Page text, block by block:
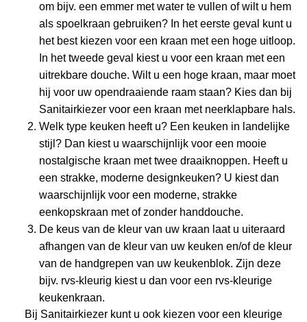
om bijv. een emmer met water te vullen of wilt u hem
als spoelkraan gebruiken? In het eerste geval kunt u
het best kiezen voor een kraan met een hoge uitloop.
In het tweede geval kiest u voor een kraan met een
uitrekbare douche. Wilt u een hoge kraan, maar moet
hij voor uw opendraaiende raam staan? Kies dan bij
Sanitairkiezer voor een kraan met neerklapbare hals.
Welk type keuken heeft u? Een keuken in landelijke
stijl? Dan kiest u waarschijnlijk voor een mooie
nostalgische kraan met twee draaiknoppen. Heeft u
een strakke, moderne designkeuken? U kiest dan
waarschijnlijk voor een moderne, strakke
eenkopskraan met of zonder handdouche.
De keus van de kleur van uw kraan laat u uiteraard
afhangen van de kleur van uw keuken en/of de kleur
van de handgrepen van uw keukenblok. Zijn deze
bijv. rvs-kleurig kiest u dan voor een rvs-kleurige
keukenkraan.
Bij Sanitairkiezer kunt u ook kiezen voor een kleurige